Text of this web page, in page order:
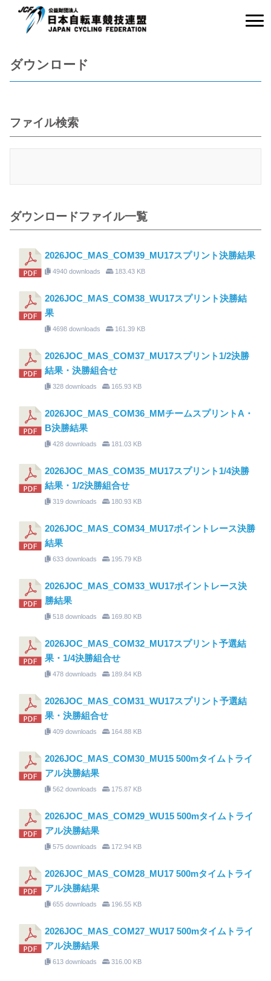
ダウンロード
ファイル検索
ダウンロードファイル一覧
2026JOC_MAS_COM39_MU17スプリント決勝結果
4940 downloads 183.43 KB
2026JOC_MAS_COM38_WU17スプリント決勝結
果
4698 downloads 161.39 KB
2026JOC_MAS_COM37_MU17スプリント1/2決勝
結果・決勝組合せ
328 downloads 165.93 KB
2026JOC_MAS_COM36_MMチームスプリントA・
B決勝結果
428 downloads 181.03 KB
2026JOC_MAS_COM35_MU17スプリント1/4決勝
結果・1/2決勝組合せ
319 downloads 180.93 KB
2026JOC_MAS_COM34_MU17ポイントレース決勝
結果
633 downloads 195.79 KB
2026JOC_MAS_COM33_WU17ポイントレース決
勝結果
518 downloads 169.80 KB
2026JOC_MAS_COM32_MU17スプリント予選結
果・1/4決勝組合せ
478 downloads 189.84 KB
2026JOC_MAS_COM31_WU17スプリント予選結
果・決勝組合せ
409 downloads 164.88 KB
2026JOC_MAS_COM30_MU15 500mタイムトライ
アル決勝結果
562 downloads 175.87 KB
2026JOC_MAS_COM29_WU15 500mタイムトライ
アル決勝結果
575 downloads 172.94 KB
2026JOC_MAS_COM28_MU17 500mタイムトライ
アル決勝結果
655 downloads 196.55 KB
2026JOC_MAS_COM27_WU17 500mタイムトライ
アル決勝結果
613 downloads 316.00 KB